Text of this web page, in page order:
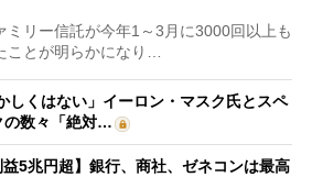
リー信託が今年1～3月に3000回以上も
ことが明らかになり…
しくはない」イーロン・マスク氏とスペ
の数々「絶対…
益5兆円超】銀行、商社、ゼネコンは最高